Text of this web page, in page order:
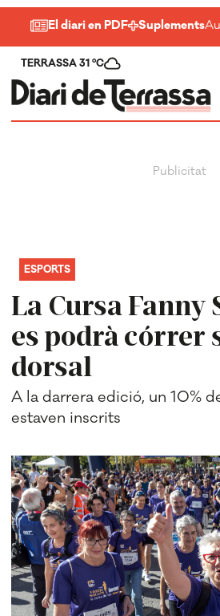
El diari en PDF Suplements
TERRASSA 31 ºC
La Cursa Fanny
es podrà córrer
dorsal
ESPORTS
A la darrera edició, un 10%
estaven inscrits